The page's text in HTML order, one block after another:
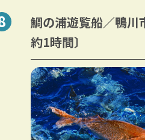
鯛の浦遊覧船／鴨川
約1時間〕